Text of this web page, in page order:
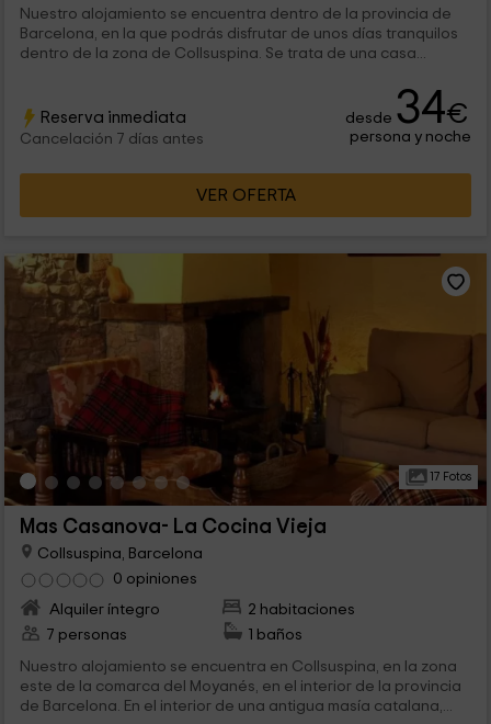
Nuestro alojamiento se encuentra dentro de la provincia de
Barcelona, en la que podrás disfrutar de unos días tranquilos
dentro de la zona de Collsuspina. Se trata de una casa...
Reserva inmediata
Cancelación 7 días antes
desde 34€
persona y noche
VER OFERTA
17 Fotos
Mas Casanova- La Cocina Vieja
Collsuspina, Barcelona
0 opiniones
Alquiler íntegro
2 habitaciones
7 personas
1 baños
Nuestro alojamiento se encuentra en Collsuspina, en la zona
este de la comarca del Moyanés, en el interior de la provincia
de Barcelona. En el interior de una antigua masía catalana,...